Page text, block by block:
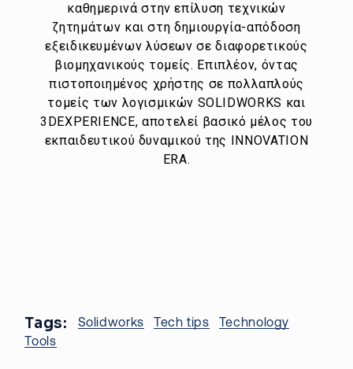
καθημερινά στην επίλυση τεχνικών
ζητημάτων και στη δημιουργία-απόδοση
εξειδικευμένων λύσεων σε διαφορετικούς
βιομηχανικούς τομείς. Επιπλέον, όντας
πιστοποιημένος χρήστης σε πολλαπλούς
τομείς των λογισμικών SOLIDWORKS και
3DEXPERIENCE, αποτελεί βασικό μέλος του
εκπαιδευτικού δυναμικού της INNOVATION
ERA.
Tags: Solidworks Tech tips
Technology
Tools